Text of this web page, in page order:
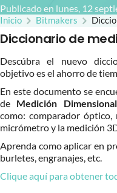
Publicado en lunes, 12
Inicio Bitmakers
Diccionario de
Descúbra el nuevo
objetivo es el ahorro de
En este documento se
de Medición
como: comparador óptico,
micrómetro y la medición
Aprenda como aplicar en
burletes, engranajes, etc.
Clique aquí para obtener